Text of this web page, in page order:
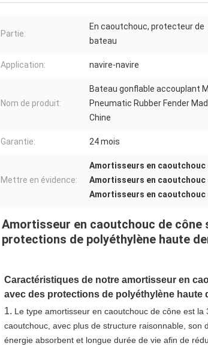
Partie:
En caoutchouc, protecteur de
bateau
Application: navire-navire
Nom de produit:
Bateau gonflable accouplant
Pneumatic Rubber Fender
Chine
Garantie: 24 mois
Mettre en évidence:
Amortisseurs en caoutchouc
Amortisseurs en caoutchouc
Amortisseurs en caoutchouc
Amortisseur en caoutchouc de cône
protections de polyéthylène haute
Caractéristiques de notre amortisseur en
avec des protections de polyéthylène haute
1. Le type amortisseur en caoutchouc de cône est
caoutchouc, avec plus de structure raisonnable,
énergie absorbent et longue durée de vie afin de